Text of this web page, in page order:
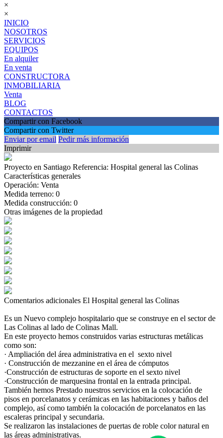
×
×
INICIO
NOSOTROS
SERVICIOS
EQUIPOS
En alquiler
En venta
CONSTRUCTORA
INMOBILIARIA
Venta
BLOG
CONTACTOS
Compartir con Facebook
Compartir con Twitter
Enviar por email Pedir más información
Imprimir
Proyecto en Santiago Referencia: Hospital general las Colinas
Características generales
Operación: Venta
Medida terreno: 0
Medida construcción: 0
Otras imágenes de la propiedad
Comentarios adicionales El Hospital general las Colinas
Es un Nuevo complejo hospitalario que se construye en el sector de
Las Colinas al lado de Colinas Mall.
En este proyecto hemos construidos varias estructuras metálicas
como son:
· Ampliación del área administrativa en el sexto nivel
· Construcción de mezzanine en el área de cómputos
·Construcción de estructuras de soporte en el sexto nivel
·Construcción de marquesina frontal en la entrada principal.
También hemos Prestado nuestros servicios en la colocación de
pisos en porcelanatos y cerámicas en las habitaciones y baños del
complejo, así como también la colocación de porcelanatos en las
escaleras principal y secundaria.
Se realizaron las instalaciones de puertas de roble color natural en
las áreas administrativas.